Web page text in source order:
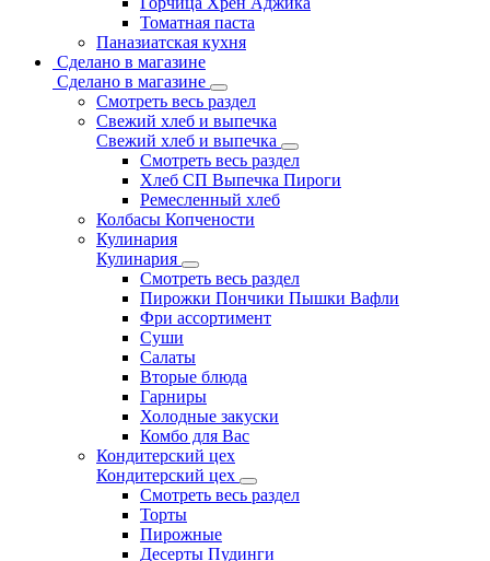
Томатная паста
Паназиатская кухня
Сделано в магазине
Сделано в магазине
Смотреть весь раздел
Свежий хлеб и выпечка
Свежий хлеб и выпечка
Смотреть весь раздел
Хлеб СП Выпечка Пироги
Ремесленный хлеб
Колбасы Копчености
Кулинария
Кулинария
Смотреть весь раздел
Пирожки Пончики Пышки Вафли
Фри ассортимент
Суши
Салаты
Вторые блюда
Гарниры
Холодные закуски
Комбо для Вас
Кондитерский цех
Кондитерский цех
Смотреть весь раздел
Торты
Пирожные
Десерты Пудинги